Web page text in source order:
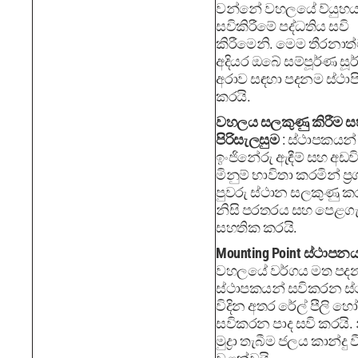
වන්නේ වහලයේ
සවිකිරීමේ පද්ධතිය සවි
කිරීමෙනි. මෙම
අදියර ඔබේ සම්පූර්ණ
අරාව සඳහා පදනම
කරයි.
වහලය සලකුණු කිරීම
පිරිසැලසුම: ස්ථාපකයන්
ඉංජිනේරු ඇඳීම් සහ අඩවි
මිනුම් භාවිතා කරමින්
පුවරු ස්ථාන සලකුණු
නිසි පරතරය සහ
සහතික කරයි.
Mounting Point
වහලයේ වර්ගය මත
ස්ථාපකයන් සවිකරන
විදින අතර රේල් පීලි හෝ
සවිකරන පාද සවි
මුද්‍රා තැබීම ජලය කාන්දු